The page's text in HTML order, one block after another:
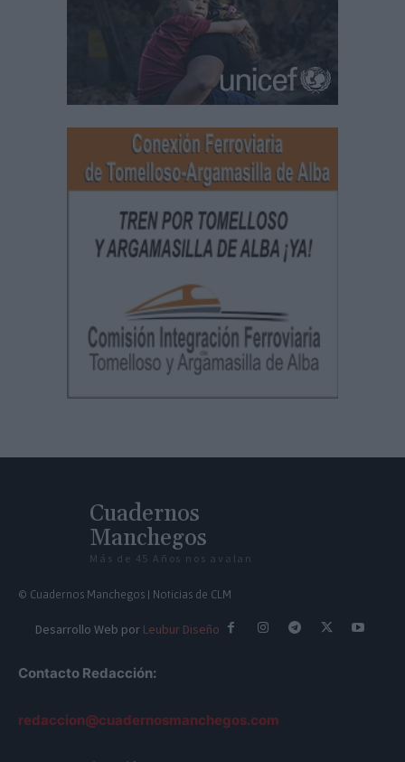
Cuadernos
Manchegos
Más de 45 Años nos avalan
© Cuadernos Manchegos | Noticias de CLM
Desarrollo Web por Leubur Diseño
Contacto Redacción:
redaccion@cuadernosmanchegos.com